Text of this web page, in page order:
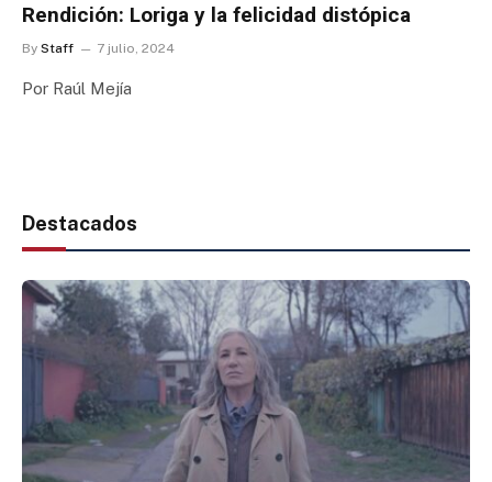
Rendición: Loriga y la felicidad distópica
By Staff 7 julio, 2024
Por Raúl Mejía
Destacados